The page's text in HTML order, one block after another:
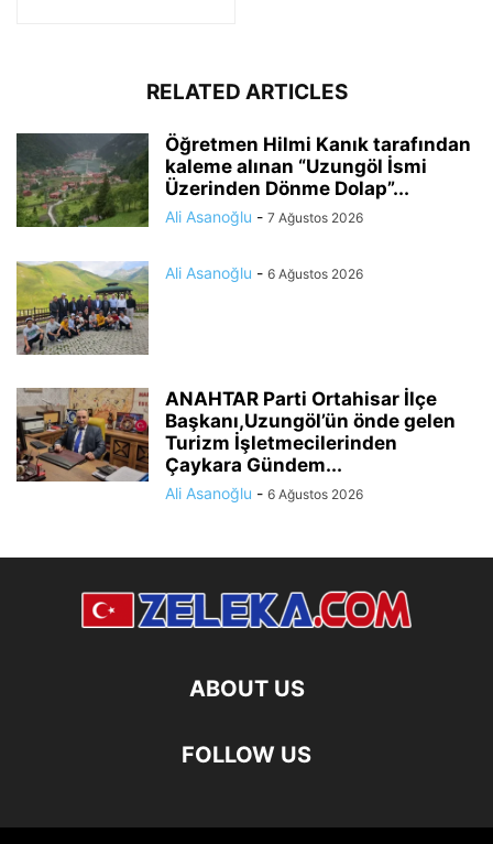
RELATED ARTICLES
Öğretmen Hilmi Kanık tarafından
kaleme alınan “Uzungöl İsmi
Üzerinden Dönme Dolap”...
Ali Asanoğlu - 7 Ağustos 2026
Ali Asanoğlu - 6 Ağustos 2026
ANAHTAR Parti Ortahisar İlçe
Başkanı,Uzungöl’ün önde gelen
Turizm İşletmecilerinden
Çaykara Gündem...
Ali Asanoğlu - 6 Ağustos 2026
ABOUT US
FOLLOW US